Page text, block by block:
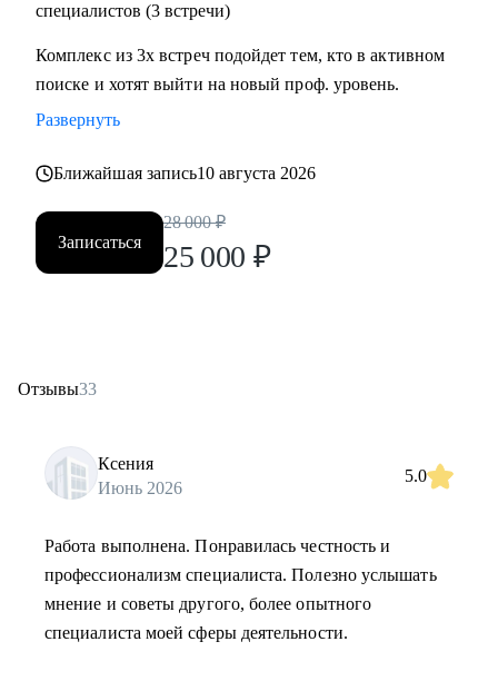
специалистов (3 встречи)
Комплекс из 3х встреч подойдет тем, кто в активном
поиске и хотят выйти на новый проф. уровень.
Развернуть
Ближайшая запись10 августа 2026
Записаться
28 000 ₽
25 000 ₽
Отзывы33
Ксения
Июнь 2026
5.0
Работа выполнена. Понравилась честность и
профессионализм специалиста. Полезно услышать
мнение и советы другого, более опытного
специалиста моей сферы деятельности.